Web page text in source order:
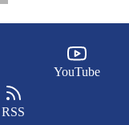
YouTube
RSS